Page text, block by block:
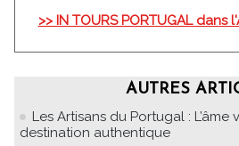
>> IN TOURS PORTUGAL dans
AUTRES
Les Artisans du Portugal : L’âme
destination authentique